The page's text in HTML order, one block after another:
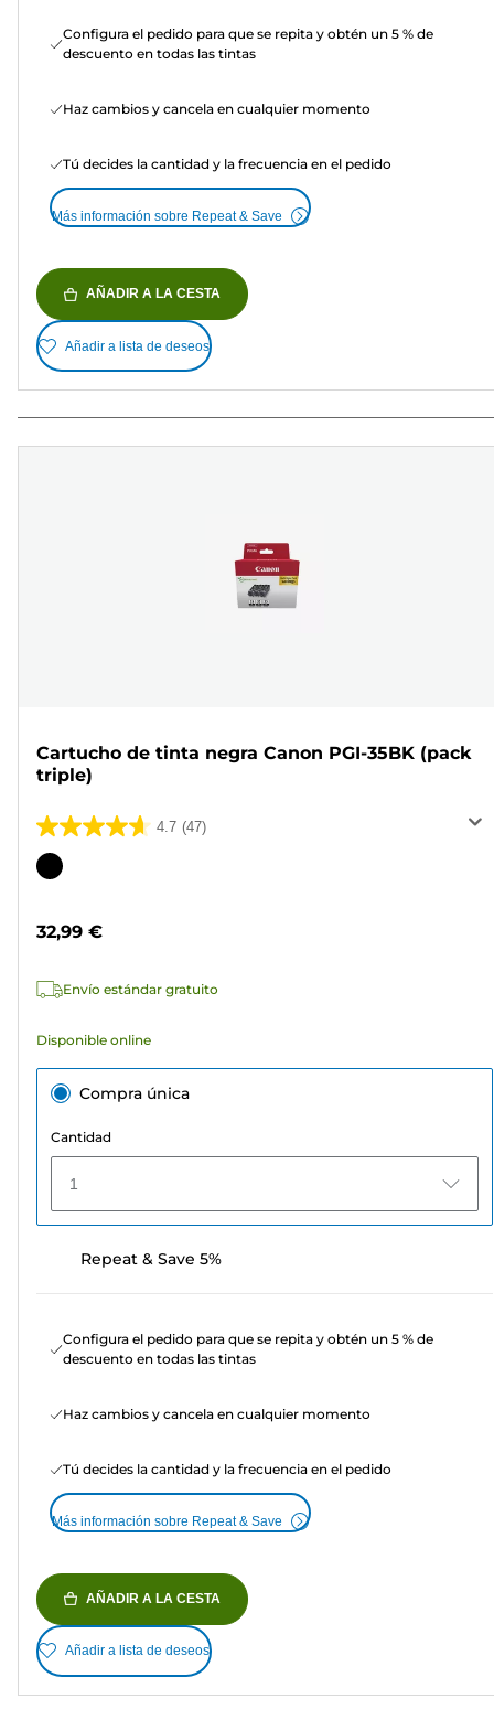
Configura el pedido para que se repita y obtén un 5 % de
descuento en todas las tintas
Haz cambios y cancela en cualquier momento
Tú decides la cantidad y la frecuencia en el pedido
Más información sobre Repeat & Save
AÑADIR A LA CESTA
Añadir a lista de deseos
Cartucho de tinta negra Canon PGI-35BK (pack
triple)
4.7 (47)
4.7
de
47
Cartucho
32,99 €
Envío estándar gratuito
Disponible online
Compra única
Cantidad
1
Repeat & Save 5%
Configura el pedido para que se repita y obtén un 5 % de
descuento en todas las tintas
Haz cambios y cancela en cualquier momento
Tú decides la cantidad y la frecuencia en el pedido
Más información sobre Repeat & Save
AÑADIR A LA CESTA
Añadir a lista de deseos